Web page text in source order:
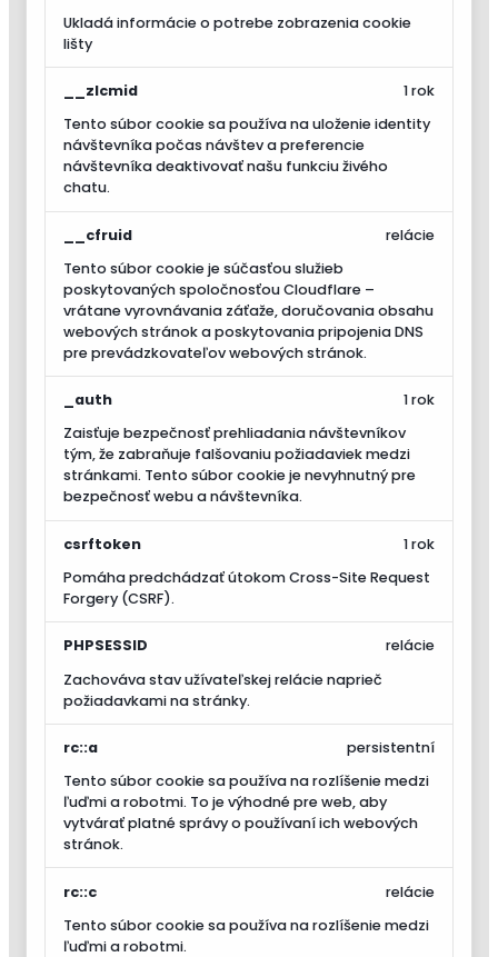
Ukladá informácie o potrebe zobrazenia cookie
lišty
__zlcmid
Tento súbor cookie sa používa na uloženie identity
návštevníka počas návštev a preferencie
návštevníka deaktivovať našu funkciu živého
chatu.
1 rok
__cfruid
Tento súbor cookie je súčasťou služieb
poskytovaných spoločnosťou Cloudflare –
vrátane vyrovnávania záťaže, doručovania obsahu
webových stránok a poskytovania pripojenia DNS
pre prevádzkovateľov webových stránok.
relácie
_auth
Zaisťuje bezpečnosť prehliadania návštevníkov
tým, že zabraňuje falšovaniu požiadaviek medzi
stránkami. Tento súbor cookie je nevyhnutný pre
bezpečnosť webu a návštevníka.
1 rok
csrftoken
Pomáha predchádzať útokom Cross-Site Request
Forgery (CSRF).
1 rok
PHPSESSID
Zachováva stav užívateľskej relácie naprieč
požiadavkami na stránky.
relácie
rc::a
Tento súbor cookie sa používa na rozlíšenie medzi
ľuďmi a robotmi. To je výhodné pre web, aby
vytvárať platné správy o používaní ich webových
stránok.
persistentní
rc::c
Tento súbor cookie sa používa na rozlíšenie medzi
ľuďmi a robotmi.
relácie